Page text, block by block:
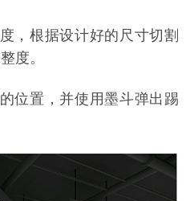
，根据设计好的尺寸切割
度。
位置，并使用墨斗弹出踢